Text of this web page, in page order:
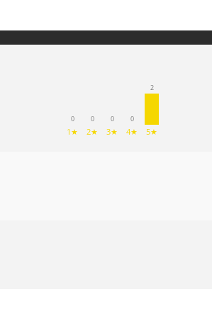
0
1★
0
2★
0
3★
0
4★
2
5★